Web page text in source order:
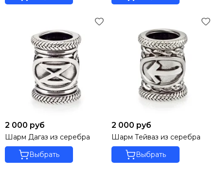
2 000 руб
Шарм Дагаз из серебра
Выбрать
2 000 руб
Шарм Тейваз из серебра
Выбрать